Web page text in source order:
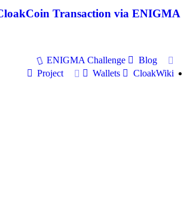
Transaction via ENIGMA
ENIGMA Challenge
Blog
Project
Wallets CloakWiki